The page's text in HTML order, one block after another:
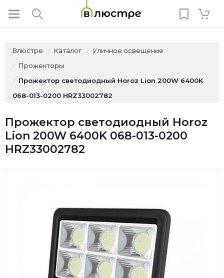
Влюстре / Каталог / Уличное освещение
/ Прожекторы
/
Прожектор светодиодный Horoz Lion 200W 6400K
068-013-0200 HRZ33002782
Прожектор светодиодный Horoz
Lion 200W 6400K 068-013-0200
HRZ33002782